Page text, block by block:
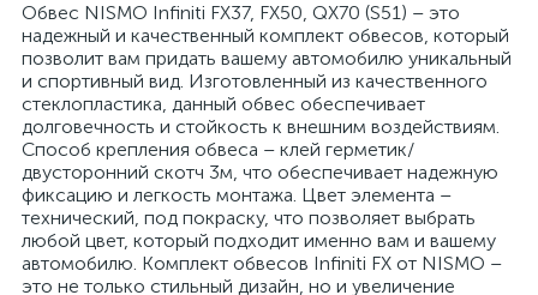
Обвес NISMO Infiniti FX37, FX50, QX70 (S51) – это
надежный и качественный комплект обвесов, который
позволит вам придать вашему автомобилю уникальный
и спортивный вид. Изготовленный из качественного
стеклопластика, данный обвес обеспечивает
долговечность и стойкость к внешним воздействиям.
Способ крепления обвеса – клей герметик/
двусторонний скотч 3м, что обеспечивает надежную
фиксацию и легкость монтажа. Цвет элемента –
технический, под покраску, что позволяет выбрать
любой цвет, который подходит именно вам и вашему
автомобилю. Комплект обвесов Infiniti FX от NISMO –
это не только стильный дизайн, но и увеличение